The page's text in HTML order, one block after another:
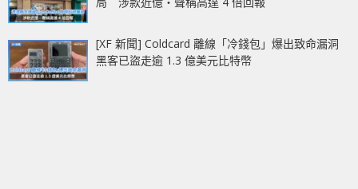
[XF 新聞] Coldcard 離線「冷錢包」爆出致命漏洞
黑客已盜走逾 1.3 億美元比特幣